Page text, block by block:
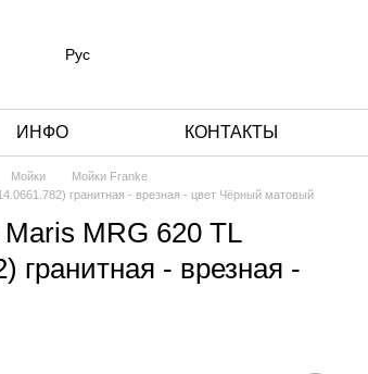
Рус
ИНФО КОНТАКТЫ
Мойки
Мойки Franke
гранитная - врезная - цвет Чёрный матовый
MRG 620 TL
гранитная - врезная -